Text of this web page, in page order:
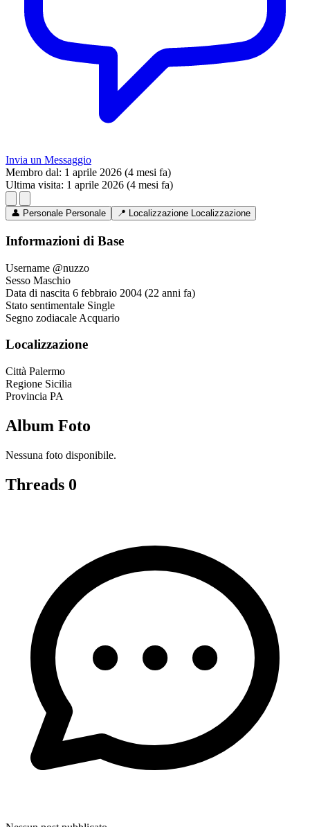
Invia un Messaggio
Membro dal: 1 aprile 2026 (4 mesi fa)
Ultima visita: 1 aprile 2026 (4 mesi fa)
👤 Personale Personale 📍 Localizzazione Localizzazione
Informazioni di Base
Username @nuzzo
Sesso Maschio
Data di nascita 6 febbraio 2004 (22 anni fa)
Stato sentimentale Single
Segno zodiacale Acquario
Localizzazione
Città Palermo
Regione Sicilia
Provincia PA
Album Foto
Nessuna foto disponibile.
Threads 0